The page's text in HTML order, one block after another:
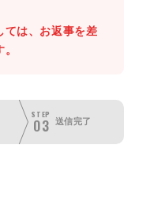
ては、お返事を差
STEP
03 送信完了